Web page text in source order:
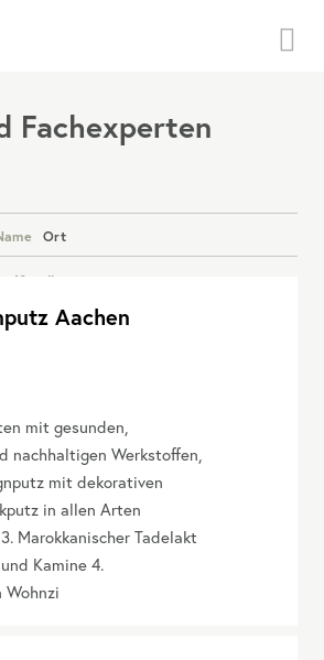
Fachexperten
Ort
40 alle
Aachen
mit gesunden,
nachhaltigen Werkstoffen,
mit dekorativen
in allen Arten
Marokkanischer Tadelakt
Kamine 4.